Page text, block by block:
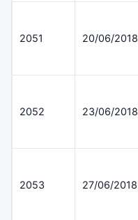
2051 20/06/2018
2052 23/06/2018
2053 27/06/2018